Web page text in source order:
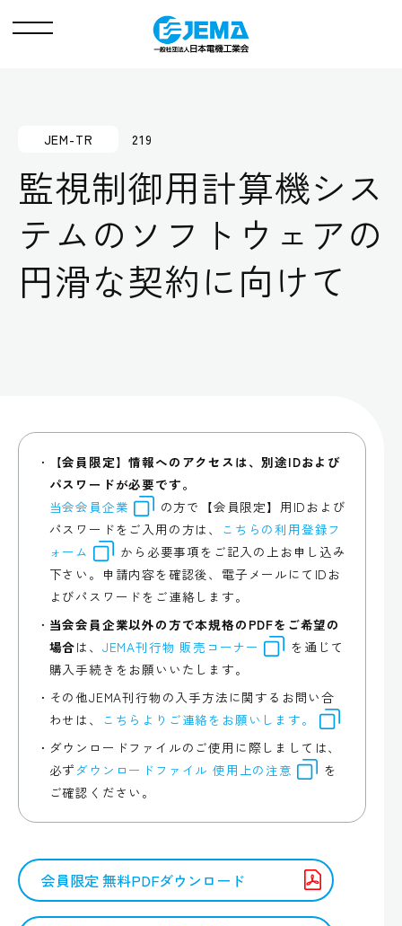
メ
JEM-TR 219
監視制御用計算機シス
テムのソフトウェアの
円滑な契約に向けて
【会員限定】情報へのアクセスは、別途IDおよび
パスワードが必要です。
当会会員企業
の方で【会員限定】用IDおよび
パスワードをご入用の方は、 こちらの利用登録フ
ォーム
から必要事項をご記入の上お申し込み
下さい。申請内容を確認後、電子メールにてIDお
よびパスワードをご連絡します。
当会会員企業以外の方で本規格のPDFをご希望の
場合は、 JEMA刊行物 販売コーナー
を通じて
購入手続きをお願いいたします。
その他JEMA刊行物の入手方法に関するお問い合
わせは、
こちらよりご連絡をお願いします。
ダウンロードファイルのご使用に際しましては、
必ず ダウンロードファイル 使用上の注意
を
ご確認ください。
会員限定 無料PDFダウンロード